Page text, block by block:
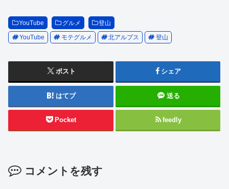
YouTube グルメ 登山
YouTube モテグルメ 北アルプス 登山
ポスト シェア
はてブ 送る
Pocket feedly
コメントを残す